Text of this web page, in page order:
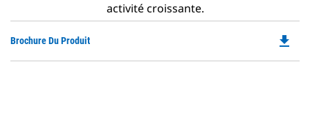
activité croissante.
Brochure Du Produit file_download